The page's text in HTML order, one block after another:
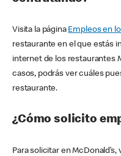
Visita la página Empleos en
restaurante en el que estás
internet de los restaurantes
casos, podrás ver cuáles
restaurante.
¿Cómo solicito
Para solicitar en McDonald’s,